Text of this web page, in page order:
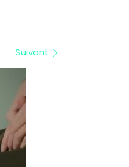
Suivant